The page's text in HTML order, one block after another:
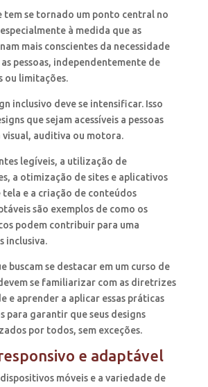
tem se tornado um ponto central no
à medida que as
mais conscientes da necessidade
pessoas, independentemente de
ou limitações.
inclusivo deve se intensificar. Isso
que sejam acessíveis a pessoas
auditiva ou motora.
legíveis, a utilização de
a otimização de sites e aplicativos
e a criação de conteúdos
são exemplos de como os
podem contribuir para uma
inclusiva.
buscam se destacar em um curso de
se familiarizar com as diretrizes
e aprender a aplicar essas práticas
para garantir que seus designs
por todos, sem exceções.
e adaptável
móveis e a variedade de